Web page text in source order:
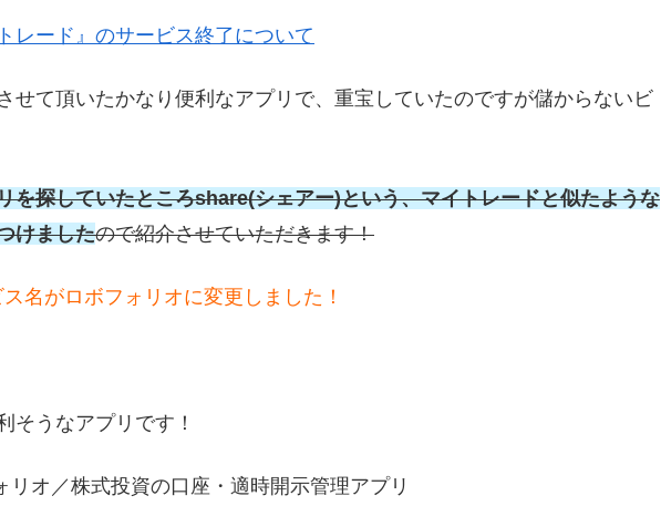
レード』のサービス終了について
せて頂いたかなり便利なアプリで、重宝していたのですが儲からないビ
を探していたところshare(シェアー)という、マイトレードと似たような
けましたので紹介させていただきます！
名がロボフォリオに変更しました！
そうなアプリです！
リオ／株式投資の口座・適時開示管理アプリ